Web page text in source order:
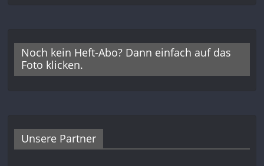
Noch kein Heft-Abo? Dann einfach auf das
Foto klicken.
Unsere Partner